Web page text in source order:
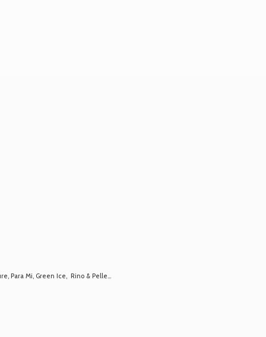
Para Mi, Green Ice, Rino & Pelle...